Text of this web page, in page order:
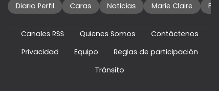
Diario Perfil Caras Noticias Marie Claire
Canales RSS Quienes Somos
Contáctenos
Privacidad
Equipo
Reglas de participación
Tránsito